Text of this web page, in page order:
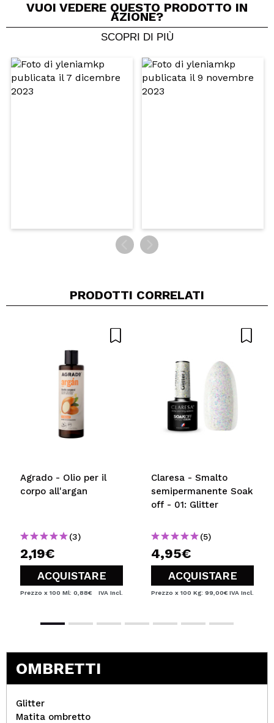
Condividi un video o una foto
Il tuo video potrebbe essere il primo. Immaginalo...
Consiglieresti questo acquisto?
VUOI VEDERE QUESTO PRODOTTO IN
AZIONE?
SCOPRI DI PIÙ
PRODOTTI CORRELATI
Agrado - Olio per il
corpo all'argan
(3)
2,19€
ACQUISTARE
Prezzo x 100 Ml: 0,88€ IVA Incl.
Claresa - Smalto
semipermanente Soak
off - 01: Glitter
(5)
4,95€
ACQUISTARE
Prezzo x 100 Kg: 99,00€ IVA Incl.
OMBRETTI
Glitter
Matita ombretto